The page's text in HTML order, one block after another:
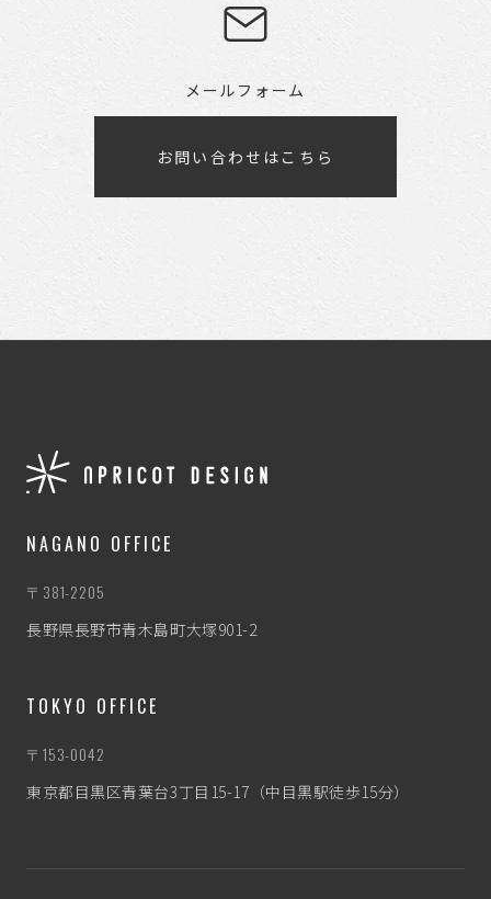
メールフォーム
お問い合わせはこちら
NAGANO OFFICE
〒381-2205
長野県長野市青木島町大塚901-2
TOKYO OFFICE
〒153-0042
東京都目黒区青葉台3丁目15-17（中目黒駅徒歩15分）